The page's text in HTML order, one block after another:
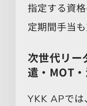
指定する資
定期間手当
次世代リー
遣・MOT
YKK APで